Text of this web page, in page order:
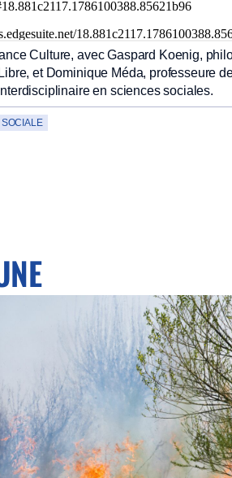
Culture, avec Gaspard Koenig,
et Dominique Méda, professeure
en sciences sociales.